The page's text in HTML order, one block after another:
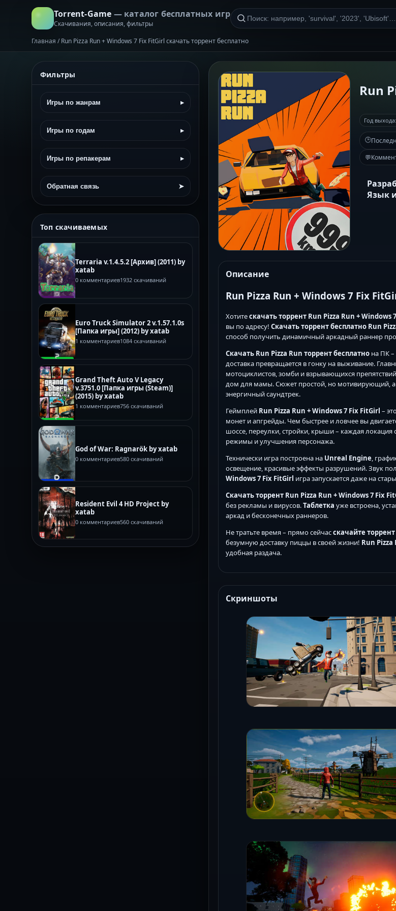
Torrent-Game — каталог бесплатных игр
Скачивания, описания, фильтры
Главная / Run Pizza Run + Windows 7 Fix FitGirl скачать торрент бесплатно
Фильтры
Игры по жанрам ▸
Игры по годам ▸
Игры по репакерам ▸
Обратная связь ➤
Топ скачиваемых
Terraria v.1.4.5.2 [Архив] (2011) by
xatab
0 комментариев1932 скачиваний
Euro Truck Simulator 2 v.1.57.1.0s
[Папка игры] (2012) by xatab
1 комментариев1084 скачиваний
Grand Theft Auto V Legacy
v.3751.0 [Папка игры (Steam)]
(2015) by xatab
1 комментариев756 скачиваний
God of War: Ragnarök by xatab
0 комментариев580 скачиваний
Resident Evil 4 HD Project by
xatab
0 комментариев560 скачиваний
Run
Год выхода:
🕒
💬
Язык
Описание
Run Pizza Run + Windows 7 Fix
Хотитескачать торрент Run Pizza Run + Windows
вы по адресу! Скачать торрент бесплатно Run
способ получить динамичный аркадный раннер
Скачать Run Pizza Run торрентбесплатно на ПК –
доставка превращается в гонку на выживание.
мотоциклистов, зомби и взрывающихся
дом для мамы. Сюжет простой, но мотивирующий, а
энергичный саундтрек.
Геймплей Run Pizza Run + Windows 7 Fix FitGirl –
монет и апгрейды. Чем быстрее и ловчее вы
шоссе, переулки, стройки, крыши – каждая
режимы и улучшения персонажа.
Технически игра построена на Unreal Engine,
освещение, красивые эффекты разрушений. Звук
Windows 7 Fix FitGirl игра запускается даже на
Скачать торрент Run Pizza Run + Windows 7 Fix
без рекламы и вирусов.Таблетка уже встроена,
аркад и бесконечных раннеров.
Не тратьте время – прямо сейчасскачайте
безумную доставку пиццы в своей жизни! Run
удобная раздача.
Скриншоты